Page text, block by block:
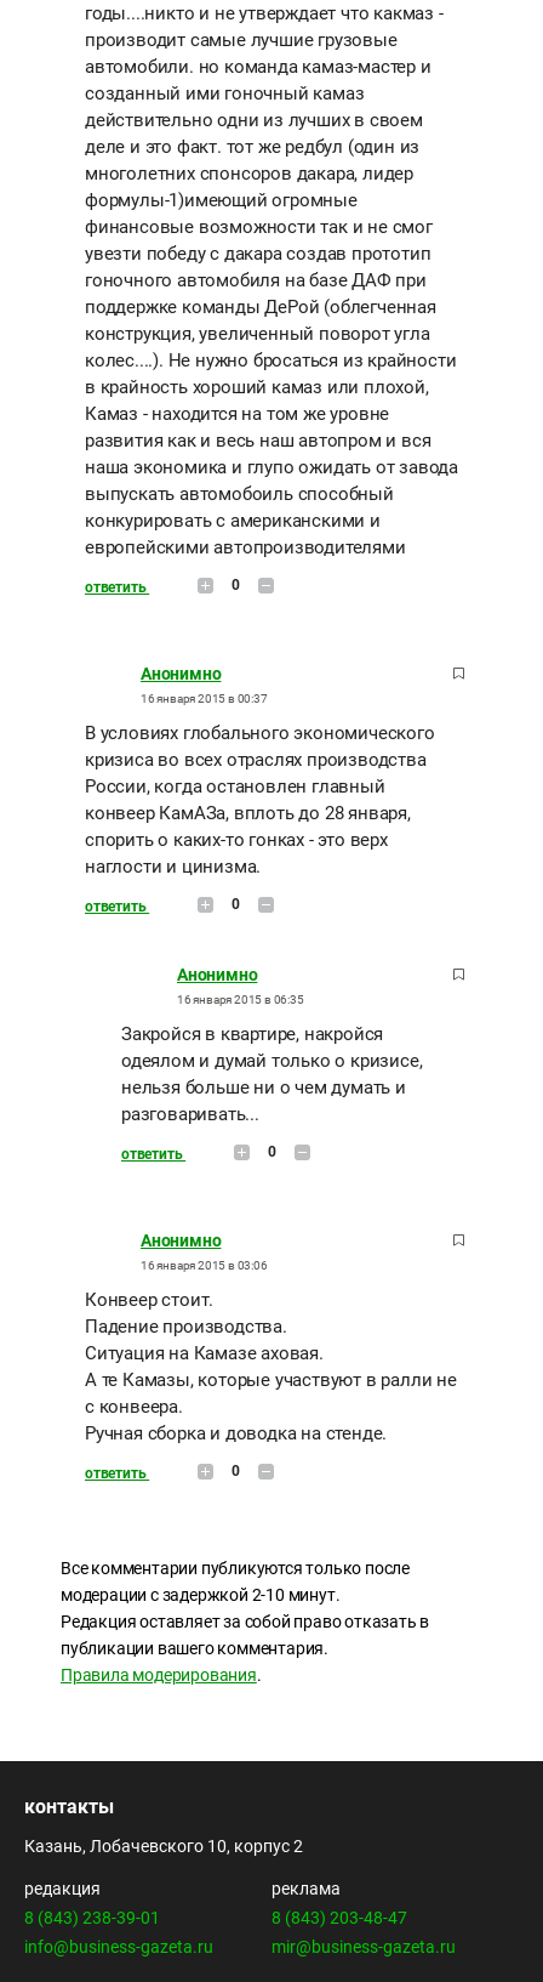
годы....никто и не утверждает что какмаз -
производит самые лучшие грузовые
автомобили. но команда камаз-мастер и
созданный ими гоночный камаз
действительно одни из лучших в своем
деле и это факт. тот же редбул (один из
многолетних спонсоров дакара, лидер
формулы-1)имеющий огромные
финансовые возможности так и не смог
увезти победу с дакара создав прототип
гоночного автомобиля на базе ДАФ при
поддержке команды ДеРой (облегченная
конструкция, увеличенный поворот угла
колес....). Не нужно бросаться из крайности
в крайность хороший камаз или плохой,
Камаз - находится на том же уровне
развития как и весь наш автопром и вся
наша экономика и глупо ожидать от завода
выпускать автомобоиль способный
конкурировать с американскими и
европейскими автопроизводителями
ответить 0
Анонимно
16 января 2015 в 00:37
В условиях глобального экономического
кризиса во всех отраслях производства
России, когда остановлен главный
конвеер КамАЗа, вплоть до 28 января,
спорить о каких-то гонках - это верх
наглости и цинизма.
ответить 0
Анонимно
16 января 2015 в 06:35
Закройся в квартире, накройся
одеялом и думай только о кризисе,
нельзя больше ни о чем думать и
разговаривать...
ответить 0
Анонимно
16 января 2015 в 03:06
Конвеер стоит.
Падение производства.
Ситуация на Камазе аховая.
А те Камазы, которые участвуют в ралли не
с конвеера.
Ручная сборка и доводка на стенде.
ответить 0
Все комментарии публикуются только после
модерации с задержкой 2-10 минут.
Редакция оставляет за собой право отказать в
публикации вашего комментария.
Правила модерирования.
контакты
Казань, Лобачевского 10, корпус 2
редакция
8 (843) 238-39-01
info@business-gazeta.ru
реклама
8 (843) 203-48-47
mir@business-gazeta.ru